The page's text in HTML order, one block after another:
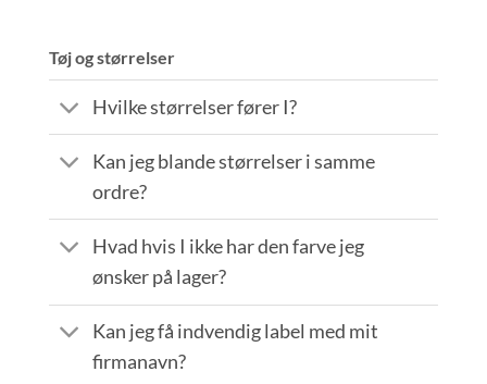
Tøj og størrelser
Hvilke størrelser fører I?
Kan jeg blande størrelser i samme
ordre?
Hvad hvis I ikke har den farve jeg
ønsker på lager?
Kan jeg få indvendig label med mit
firmanavn?